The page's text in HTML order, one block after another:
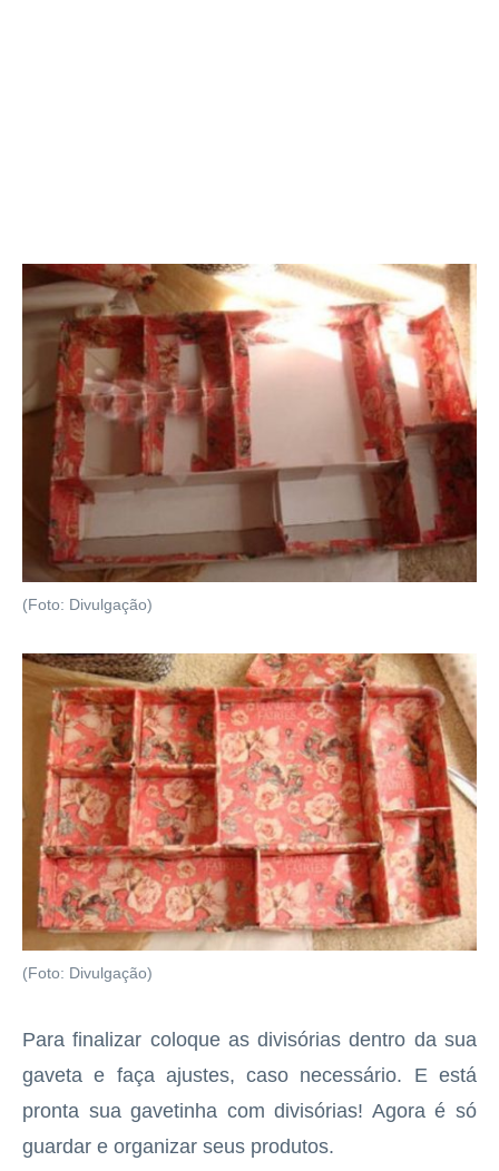
(Foto: Divulgação)
(Foto: Divulgação)
Para finalizar coloque as divisórias dentro da sua
gaveta e faça ajustes, caso necessário. E está
pronta sua gavetinha com divisórias! Agora é só
guardar e organizar seus produtos.